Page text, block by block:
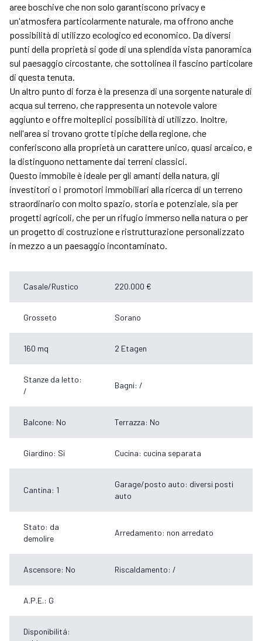
aree boschive che non solo garantiscono privacy e
un'atmosfera particolarmente naturale, ma offrono anche
possibilità di utilizzo ecologico ed economico. Da diversi
punti della proprietà si gode di una splendida vista panoramica
sul paesaggio circostante, che sottolinea il fascino particolare
di questa tenuta.
Un altro punto di forza è la presenza di una sorgente naturale di
acqua sul terreno, che rappresenta un notevole valore
aggiunto e offre molteplici possibilità di utilizzo. Inoltre,
nell'area si trovano grotte tipiche della regione, che
conferiscono alla proprietà un carattere unico, quasi arcaico, e
la distinguono nettamente dai terreni classici.
Questo immobile è ideale per gli amanti della natura, gli
investitori o i promotori immobiliari alla ricerca di un terreno
straordinario con molto spazio, storia e potenziale, sia per
progetti agricoli, che per un rifugio immerso nella natura o per
un progetto di costruzione e ristrutturazione personalizzato
in mezzo a un paesaggio incontaminato.
Casale/Rustico 220.000 €
Grosseto Sorano
160 mq 2 Etagen
Stanze da letto:
/
Bagni: /
Balcone: No Terrazza: No
Giardino: Si Cucina: cucina separata
Cantina: 1
Garage/posto auto: diversi posti
auto
Stato: da
demolire
Arredamento: non arredato
Ascensore: No Riscaldamento: /
A.P.E.: G
Disponibilitá: